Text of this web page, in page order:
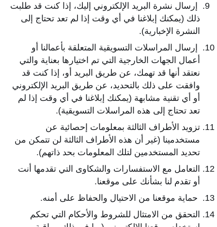
إرسال نشرة البريد الإلكتروني إليك، إذا كنت قد طلبت
ذلك (يمكنك إبلاغنا في أي وقت إذا لم تعد تحتاج إلى
النشرة الإخبارية).
إرسال المراسلات التسويقية المتعلقة بأعمالنا أو
أعمال الجهات الخارجية التي تم اختيارها بعناية والتي
نعتقد أنها قد تهمك، عن طريق البريد أو، إذا كنت قد
وافقت على ذلك بالتحديد، عن طريق البريد الإلكتروني
أو أي تقنية مشابهة (يمكنك إبلاغنا في أي وقت إذا لم
تعد تحتاج إلى هذه المراسلات التسويقية).
تزويد الأطراف الثالثة بمعلومات إحصائية عن
مستخدمينا (غير أن هذه الأطراف الثالثة لن تتمكن من
تحديد المستخدمين لتلك المعلومات بحد ذاتهم).
التعامل مع الاستفسارات والشكاوى التي تقدمها أنت
أو تقدم لنا بشأنك على موقعنا.
حماية موقعنا من الاحتيال والحفاظ على أمنه.
التحقق من الامتثال للشروط والأحكام التي تحكم